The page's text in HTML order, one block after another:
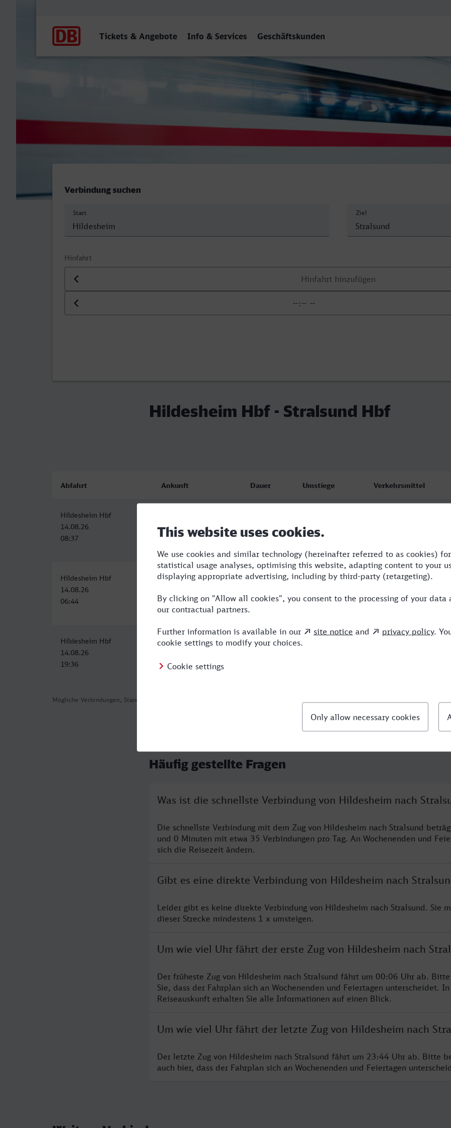
Tickets & Angebote Info & Services Geschäftskunden
Hildesheim Hbf - Stralsund Hbf
Verbindung suchen
Start Ziel
Hinfahrt
Datum der Hinfahrt
Uhrzeit der Hinfahrt
Hildesheim Hbf - Stralsund Hbf
Mögliche Verbindungen, Stand: 2026-07-31 02:11
Abfahrt Ankunft Dauer Umstiege Verkehrsmittel
Hildesheim Hbf
14.08.26
08:37
14.08.26
13:37
Hildesheim Hbf
14.08.26
06:44
Stralsund Hbf
11:53
5:09 1 ERX,ICE
Hildesheim Hbf
14.08.26
19:36
Stralsund Hbf
05:41
10:05
Häufig gestellte Fragen
Was ist die schnellste Verbindung von Hildesheim nach
Die schnellste Verbindung mit dem Zug von Hildesheim nach Stralsund
und 0 Minuten mit etwa 35 Verbindungen pro Tag. An Wochenenden und
sich die Reisezeit ändern.
Gibt es eine direkte Verbindung von Hildesheim nach
Leider gibt es keine direkte Verbindung von Hildesheim nach Stralsund. Sie
dieser Strecke mindestens 1 x umsteigen.
Um wie viel Uhr fährt der erste Zug von Hildesheim nach
Der früheste Zug von Hildesheim nach Stralsund fährt um 00:06 Uhr ab.
Sie, dass der Fahrplan sich an Wochenenden und Feiertagen unterscheidet.
Reiseauskunft erhalten Sie alle Informationen auf einen Blick.
Um wie viel Uhr fährt der letzte Zug von Hildesheim nach
Der letzte Zug von Hildesheim nach Stralsund fährt um 23:44 Uhr ab. Bitte
auch hier, dass der Fahrplan sich an Wochenenden und Feiertagen